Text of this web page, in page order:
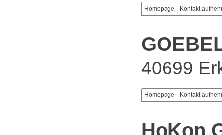
Homepage Kontakt
40699
Homepage Kontakt
HoKon